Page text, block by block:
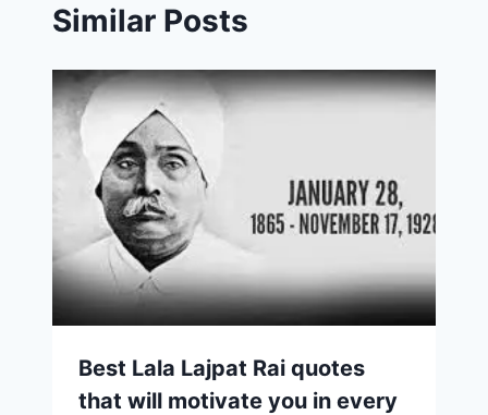
Similar Posts
Best Lala Lajpat Rai quotes
that will motivate you in every